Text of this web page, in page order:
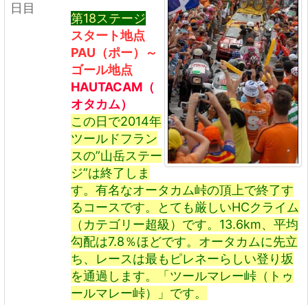
日目
第18ステージ
スタート地点
PAU（ポー）～
ゴール地点
HAUTACAM（
オタカム）
この日で2014年
ツールドフラン
スの”山岳ステー
ジ”は終了しま
す。有名なオータカム峠の頂上で終了す
るコースです。とても厳しいHCクライム
（カテゴリー超級）です。13.6km、平均
勾配は7.8％ほどです。オータカムに先立
ち、レースは最もピレネーらしい登り坂
を通過します。「ツールマレー峠（トゥ
ールマレー峠）」です。